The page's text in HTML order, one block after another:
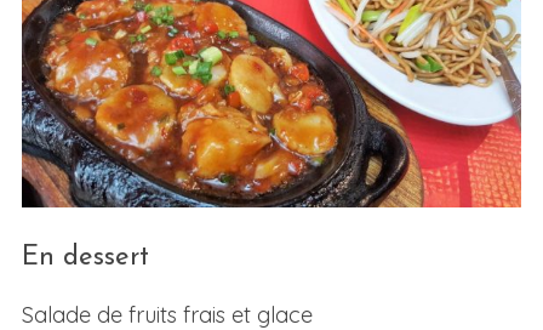
En dessert
Salade de fruits frais et glace